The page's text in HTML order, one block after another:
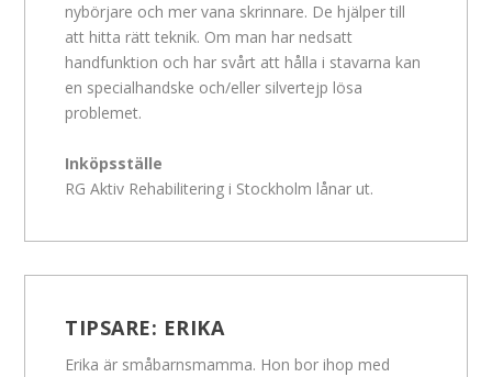
nybörjare och mer vana skrinnare. De hjälper till
att hitta rätt teknik. Om man har nedsatt
handfunktion och har svårt att hålla i stavarna kan
en specialhandske och/eller silvertejp lösa
problemet.
Inköpsställe
RG Aktiv Rehabilitering i Stockholm lånar ut.
TIPSARE: ERIKA
Erika är småbarnsmamma. Hon bor ihop med